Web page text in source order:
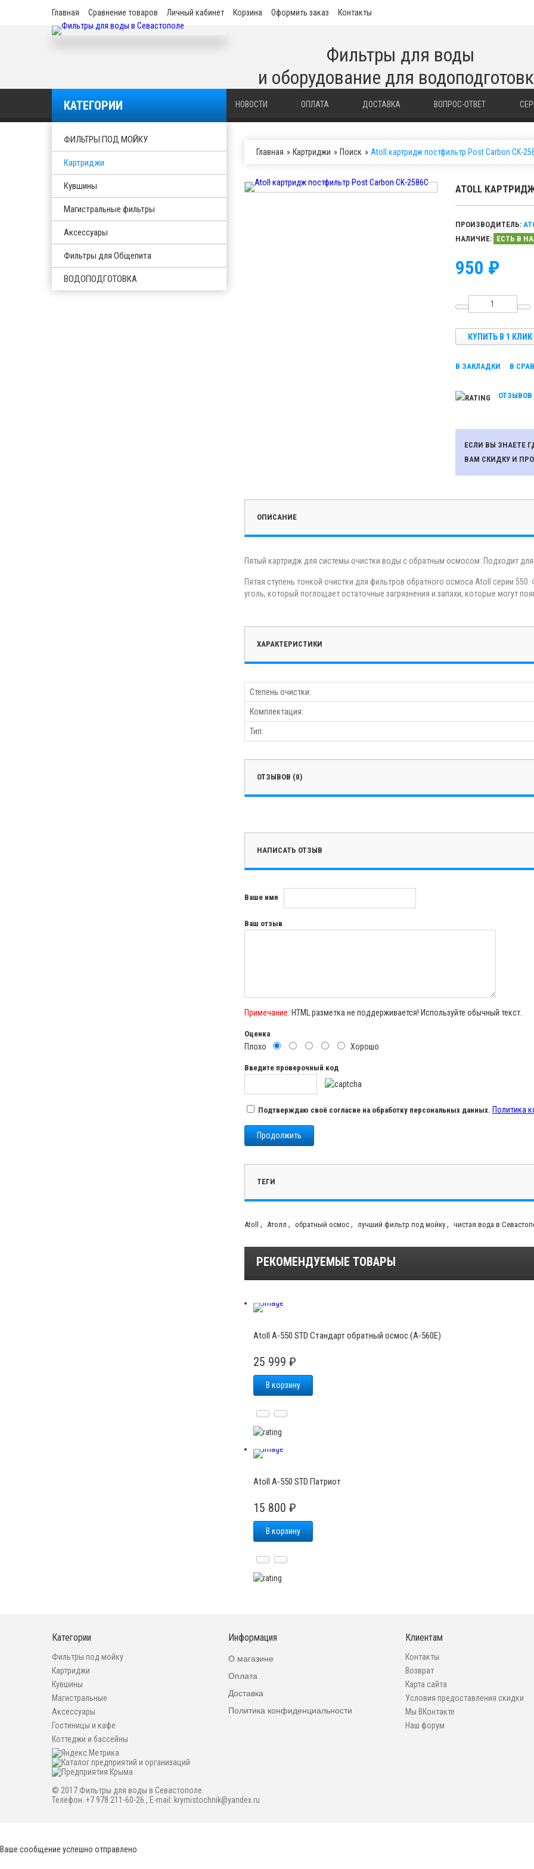
Главная Сравнение товаров Личный кабинет Корзина Оформить заказ Контакты
Фильтры для воды
и оборудование для
НОВОСТИ ОПЛАТА ДОСТАВКА ВОПРОС-ОТВЕТ
КАТЕГОРИИ
ФИЛЬТРЫ ПОД МОЙКУ
Картриджи
Кувшины
Магистральные фильтры
Аксессуары
Фильтры для Общепита
ВОДОПОДГОТОВКА
Главная Картриджи Поиск Atoll картридж постфильтр Post Carbon CK-
ATOLL
ПРОИЗВОДИТЕЛЬ:
НАЛИЧИЕ: ЕСТЬ В
950 ₽
КУПИТЬ В 1 КЛИК
В ЗАКЛАДКИ В
ОТЗЫВОВ
ЕСЛИ ВЫ ЗНАЕТЕ
ВАМ СКИДКУ И
ОПИСАНИЕ
Пятый картридж для системы очистки воды с обратным осмосом. Подходит
Пятая ступень тонкой очистки для фильтров обратного осмоса Atoll серии
уголь, который поглощает остаточные загрязнения и запахи, которые могут
ХАРАКТЕРИСТИКИ
Степень очистки:
Комплектация:
Тип:
ОТЗЫВОВ (0)
НАПИСАТЬ ОТЗЫВ
Ваше имя
Ваш отзыв
Примечание: HTML разметка не поддерживается! Используйте обычный текст.
Оценка
Плохо Хорошо
Введите проверочный код
Подтверждаю своё согласие на обработку персональных данных. Политика
Продолжить
ТЕГИ
Atoll , Атолл , обратный осмос, лучший фильтр под мойку, чистая вода в
РЕКОМЕНДУЕМЫЕ ТОВАРЫ
Atoll A-550 STD Стандарт обратный осмос (A-560E)
25 999 ₽
В корзину
Atoll A-550 STD Патриот
15 800 ₽
В корзину
Категории
Фильтры под мойку
Картриджи
Кувшины
Магистральные
Аксессуары
Гостиницы и кафе
Коттеджи и бассейны
Информация
О магазине
Оплата
Доставка
Политика конфиденциальности
Клиентам
Контакты
Возврат
Карта сайта
Условия предоставления скидки
Мы ВКонтакте
Наш форум
© 2017 Фильтры для воды в Севастополе
Телефон: +7 978 211-60-26 , E-mail: krymistochnik@yandex.ru
Ваше сообщение успешно отправлено